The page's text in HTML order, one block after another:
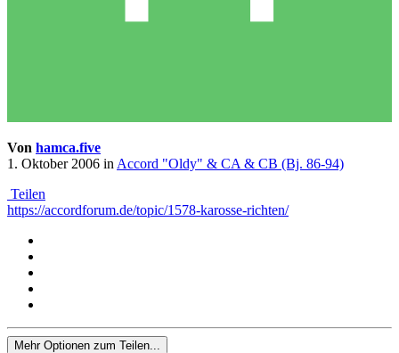
Von hamca.five
1. Oktober 2006 in Accord "Oldy" & CA & CB (Bj. 86-94)
Teilen
https://accordforum.de/topic/1578-karosse-richten/
Mehr Optionen zum Teilen...